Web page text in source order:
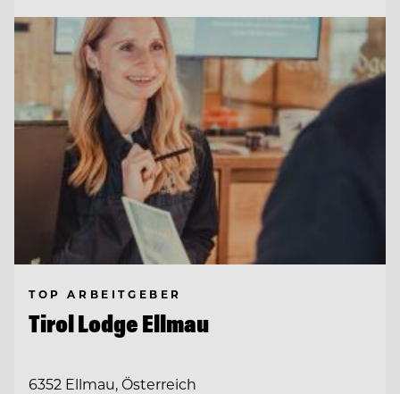
TOP ARBEITGEBER
Tirol Lodge Ellmau
6352 Ellmau, Österreich